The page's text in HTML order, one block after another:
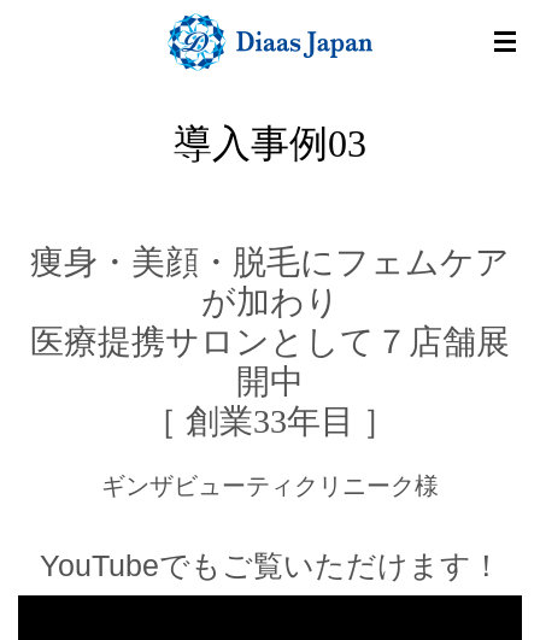
導入事例03
痩身・美顔・脱毛にフェムケア
が加わり
医療提携サロンとして７店舗展
開中
［ 創業33年目 ］
ギンザビューティクリニーク様
YouTubeでもご覧いただけます！